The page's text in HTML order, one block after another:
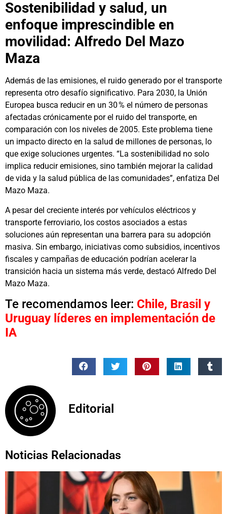
Sostenibilidad y salud, un
enfoque imprescindible en
movilidad: Alfredo Del Mazo
Maza
Además de las emisiones, el ruido generado por el transporte
representa otro desafío significativo. Para 2030, la Unión
Europea busca reducir en un 30 % el número de personas
afectadas crónicamente por el ruido del transporte, en
comparación con los niveles de 2005. Este problema tiene
un impacto directo en la salud de millones de personas, lo
que exige soluciones urgentes. “La sostenibilidad no solo
implica reducir emisiones, sino también mejorar la calidad
de vida y la salud pública de las comunidades”, enfatiza Del
Mazo Maza.
A pesar del creciente interés por vehículos eléctricos y
transporte ferroviario, los costos asociados a estas
soluciones aún representan una barrera para su adopción
masiva. Sin embargo, iniciativas como subsidios, incentivos
fiscales y campañas de educación podrían acelerar la
transición hacia un sistema más verde, destacó Alfredo Del
Mazo Maza.
Te recomendamos leer: Chile, Brasil y
Uruguay líderes en implementación de
IA
Editorial
Noticias Relacionadas